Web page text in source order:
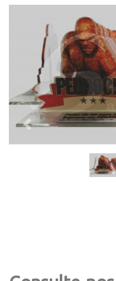
Previous